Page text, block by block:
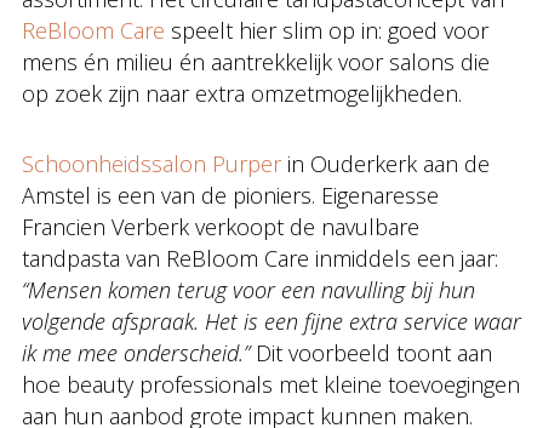
ReBloom Care speelt hier slim op in: goed voor
mens én milieu én aantrekkelijk voor salons die
op zoek zijn naar extra omzetmogelijkheden.
Schoonheidssalon Purper in Ouderkerk aan de
Amstel is een van de pioniers. Eigenaresse
Francien Verberk verkoopt de navulbare
tandpasta van ReBloom Care inmiddels een jaar:
“Mensen komen terug voor een navulling bij hun
volgende afspraak. Het is een fijne extra service waar
ik me mee onderscheid.”Dit voorbeeld toont aan
hoe beauty professionals met kleine toevoegingen
aan hun aanbod grote impact kunnen maken.